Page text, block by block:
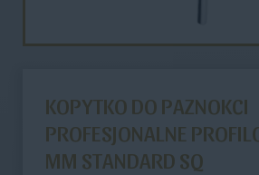
KOPYTKO DO PAZNOKCI
PROFESJONALNE
MM STANDARD SQ